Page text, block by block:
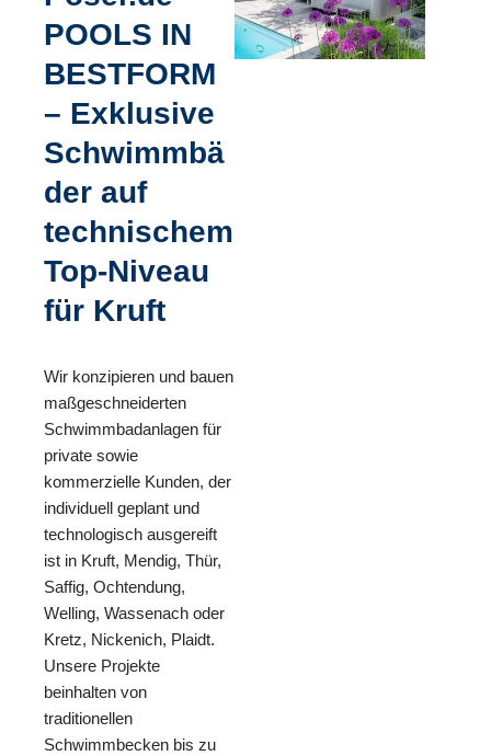
POOLS IN
BESTFORM
– Exklusive
Schwimmbä
der auf
technischem
Top-Niveau
für Kruft
Wir konzipieren und bauen
maßgeschneiderten
Schwimmbadanlagen für
private sowie
kommerzielle Kunden, der
individuell geplant und
technologisch ausgereift
ist in Kruft, Mendig, Thür,
Saffig, Ochtendung,
Welling, Wassenach oder
Kretz, Nickenich, Plaidt.
Unsere Projekte
beinhalten von
traditionellen
Schwimmbecken bis zu